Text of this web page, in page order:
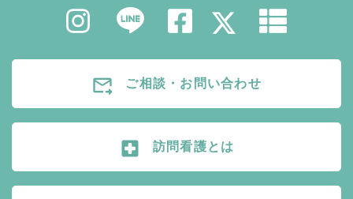
forward_to_inbox ご相談・お問い合わせ
local_hospital 訪問看護とは